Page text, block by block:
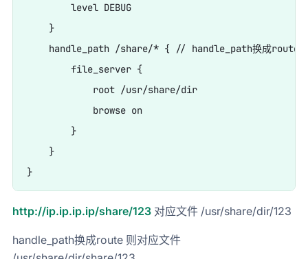
        level DEBUG
    }
handle_path /share/* { // handle_path换成route
        file_server {
            root /usr/share/dir
            browse on
        }
    }
http://ip.ip.ip.ip/share/123 对应文件 /usr/share/dir/123
handle_path换成route 则对应文件